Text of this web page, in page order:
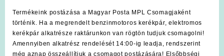
Termékeink postázása a Magyar Posta MPL Csomagjaként
történik. Ha a megrendelt benzinmotoros kerékpár, elektromos
kerékpár alkatrésze raktárunkon van rögtön tudjuk csomagolni!
Amennyiben alkatrész rendelését 14:00-ig leadja, rendszerint
még aznap összeállítjuk a csomagot postázására! Elsőbbségi